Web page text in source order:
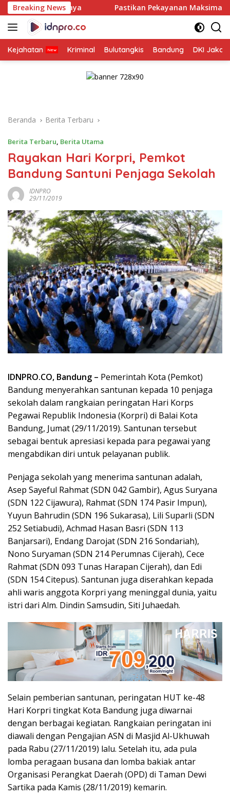
Langsung
ke
konten
Breaking NewsPastikan Pekayanan Maksimal, Direksi Jasa
Kejahatan Kriminal Bulutangkis Bandung DKI
Beranda Berita Terbaru
Berita Terbaru, Berita Utama
Rayakan Hari Korpri, Pemkot
Bandung Santuni Penjaga Sekolah
IDNPRO
29/11/2019
IDNPRO.CO, Bandung – Pemerintah Kota (Pemkot)
Bandung menyerahkan santunan kepada 10 penjaga
sekolah dalam rangkaian peringatan Hari Korps
Pegawai Republik Indonesia (Korpri) di Balai Kota
Bandung, Jumat (29/11/2019). Santunan tersebut
sebagai bentuk apresiasi kepada para pegawai yang
mengabdikan diri untuk pelayanan publik.
Penjaga sekolah yang menerima santunan adalah,
Asep Sayeful Rahmat (SDN 042 Gambir), Agus Suryana
(SDN 122 Cijawura), Rahmat (SDN 174 Pasir Impun),
Yuyun Bahrudin (SDN 196 Sukarasa), Lili Suparli (SDN
252 Setiabudi), Achmad Hasan Basri (SDN 113
Banjarsari), Endang Darojat (SDN 216 Sondariah),
Nono Suryaman (SDN 214 Perumnas Cijerah), Cece
Rahmat (SDN 093 Tunas Harapan Cijerah), dan Edi
(SDN 154 Citepus). Santunan juga diserahkan kepada
ahli waris anggota Korpri yang meninggal dunia, yaitu
istri dari Alm. Dindin Samsudin, Siti Juhaedah.
Selain pemberian santunan, peringatan HUT ke-48
Hari Korpri tingkat Kota Bandung juga diwarnai
dengan berbagai kegiatan. Rangkaian peringatan ini
diawali dengan Pengajian ASN di Masjid Al-Ukhuwah
pada Rabu (27/11/2019) lalu. Setelah itu, ada pula
lomba peragaan busana dan lomba bakiak antar
Organisasi Perangkat Daerah (OPD) di Taman Dewi
Sartika pada Kamis (28/11/2019) kemarin.